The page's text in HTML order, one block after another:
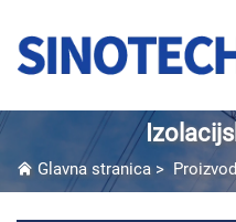
Glavna stranica>